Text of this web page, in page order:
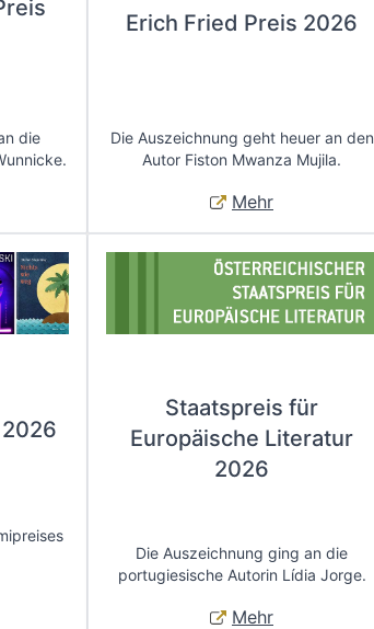
die
Erich Fried Preis 2026
Die Auszeichnung geht heuer an den
Autor Fiston Mwanza Mujila.
Mehr
Staatspreis für
Europäische Literatur
2026
Die Auszeichnung ging an die
portugiesische Autorin Lídia Jorge.
Mehr